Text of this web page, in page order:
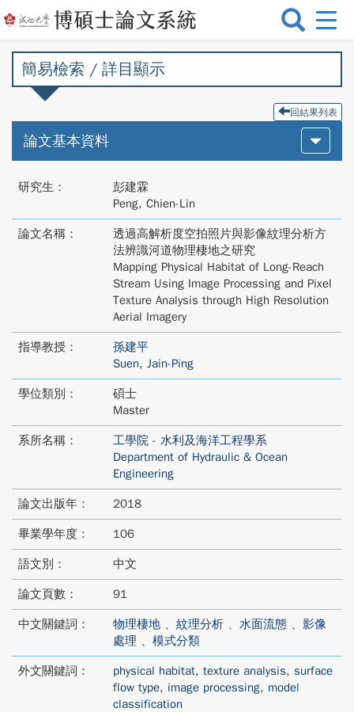
選
切
簡易檢索 / 詳目顯示
回結果列表
論文基本資料
研究生：
彭建霖
Peng, Chien-Lin
論文名稱：
透過高解析度空拍照片與影像紋理分析方
法辨識河道物理棲地之研究
Mapping Physical Habitat of Long-Reach
Stream Using Image Processing and Pixel
Texture Analysis through High Resolution
Aerial Imagery
指導教授：
孫建平
Suen, Jain-Ping
學位類別：
碩士
Master
系所名稱：
工學院 - 水利及海洋工程學系
Department of Hydraulic & Ocean
Engineering
論文出版年： 2018
畢業學年度： 106
語文別： 中文
論文頁數： 91
中文關鍵詞： 物理棲地 、 紋理分析 、 水面流態 、 影像
處理 、 模式分類
外文關鍵詞： physical habitat, texture analysis, surface
flow type, image processing, model
classification